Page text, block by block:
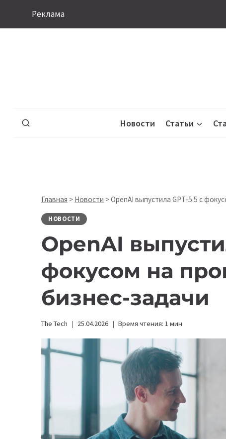
Реклама
Новости Статьи
Главная > Новости >OpenAI выпустила GPT-5.5 с
НОВОСТИ
OpenAI
фокусом на
бизнес-задачи
The Tech 25.04.2026 Время чтения: 1 мин